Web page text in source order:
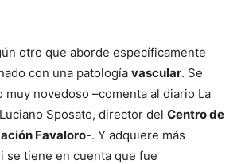
otro que aborde específicamente
con una patología vascular. Se
muy novedoso –comenta al diario La
Sposato, director del Centro de
Favaloro-. Y adquiere más
se tiene en cuenta que fue